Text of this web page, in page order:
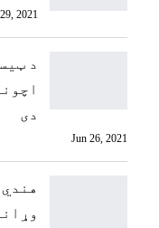
2021
د
دی
Jun 26, 2021